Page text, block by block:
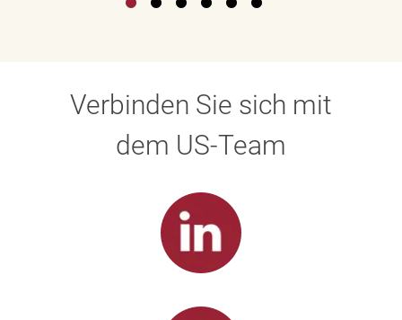
Verbinden Sie sich mit
dem US-Team